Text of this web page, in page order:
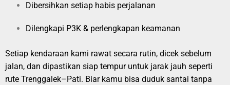
Dibersihkan setiap habis perjalanan
Dilengkapi P3K & perlengkapan keamanan
Setiap kendaraan kami rawat secara rutin, dicek sebelum
jalan, dan dipastikan siap tempur untuk jarak jauh seperti
rute Trenggalek–Pati. Biar kamu bisa duduk santai tanpa